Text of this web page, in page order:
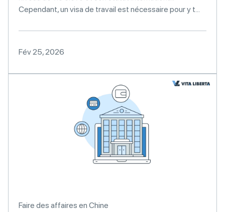
Cependant, un visa de travail est nécessaire pour y t...
Fév 25, 2026
Faire des affaires en Chine